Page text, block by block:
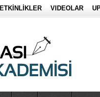
ETKİNLİKLER VIDEOLAR